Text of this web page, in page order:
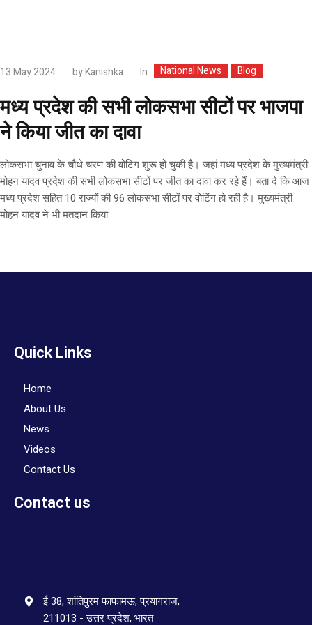
13 May 2024 byKanishka In National News Blog
मध्य प्रदेश की सभी लोकसभा सीटों पर भाजपा
ने किया जीत का दावा
लोकसभा चुनाव के चौथे चरण की वोटिंग शुरू हो चुकी है। जहां मध्य प्रदेश के मुख्यमंत्री
मोहन यादव प्रदेश की सभी लोकसभा सीटों पर जीत का दावा कर रहे हैं। बता दे कि आज
मध्य प्रदेश सहित 10 राज्यों की 96 लोकसभा सीटों पर वोटिंग हो रही है। मुख्यमंत्री
मोहन यादव ने भी मतदान किया...
Quick Links
Home
About Us
News
Videos
Contact Us
Contact us
ई 38, शांतिपुरम फाफामऊ, प्रयागराज,
211013 - उत्तर प्रदेश, भारत